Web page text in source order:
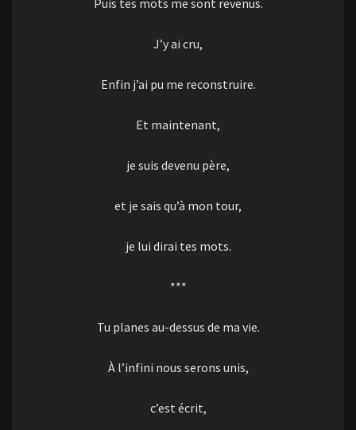
Puis tes mots me sont revenus.
J’y ai cru,
Enfin j’ai pu me reconstruire.
Et maintenant,
je suis devenu père,
et je sais qu’à mon tour,
je lui dirai tes mots.
***
Tu planes au-dessus de ma vie.
À l’infini nous serons unis,
c’est écrit,